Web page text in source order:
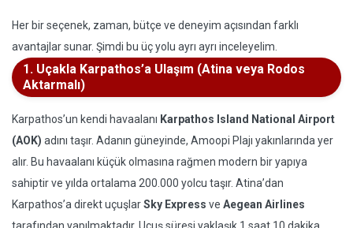
Her bir seçenek, zaman, bütçe ve deneyim açısından farklı
avantajlar sunar. Şimdi bu üç yolu ayrı ayrı inceleyelim.
1. Uçakla Karpathos’a Ulaşım (Atina veya Rodos
Aktarmalı)
Karpathos’un kendi havaalanı Karpathos Island National Airport
(AOK) adını taşır. Adanın güneyinde, Amoopi Plajı yakınlarında yer
alır. Bu havaalanı küçük olmasına rağmen modern bir yapıya
sahiptir ve yılda ortalama 200.000 yolcu taşır. Atina’dan
Karpathos’a direkt uçuşlarSky Express ve Aegean Airlines